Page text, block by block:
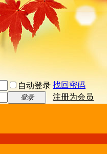
自动登录 找回密码
登录
注册为会员